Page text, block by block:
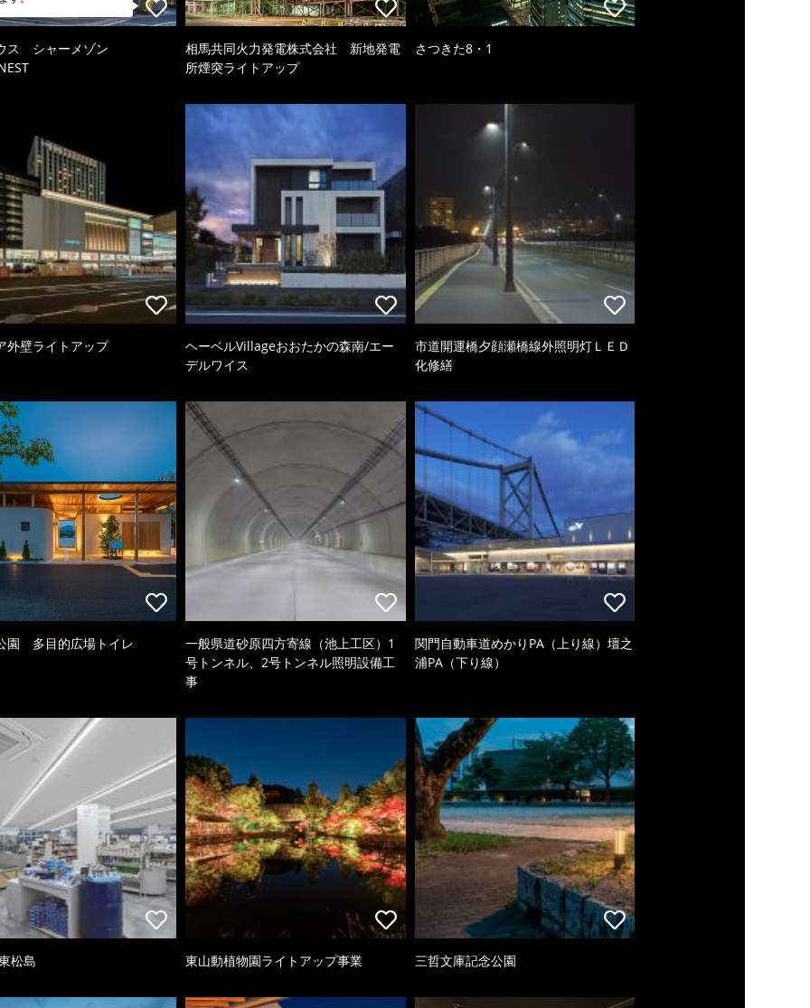
ス シャーメゾン
相馬共同火力発電株式会社 新地発電
所煙突ライトアップ
さつきた8・1
外壁ライトアップ
ヘーベルVillageおおたかの森南/エー
デルワイス
市道開運橋夕顔瀬橋線外照明灯ＬＥＤ
化修繕
園 多目的広場トイレ
一般県道砂原四方寄線（池上工区）1
号トンネル、2号トンネル照明設備工
事
関門自動車道めかりPA（上り線）壇之
浦PA（下り線）
松島 東山動植物園ライトアップ事業 三哲文庫記念公園